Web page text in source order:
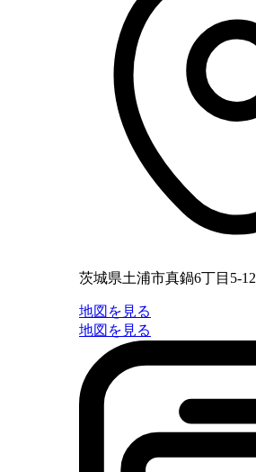
茨城県土浦市真鍋6丁目5-12
地図を見る
地図を見る